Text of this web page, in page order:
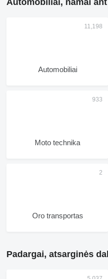
Automobiliai, namai
Automobiliai
Moto technika
Oro transportas
Padargai, atsarginės